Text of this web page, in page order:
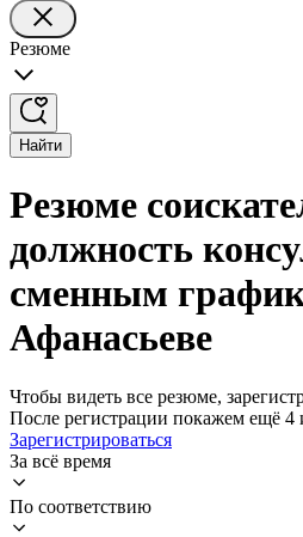
Резюме
Найти
Резюме
должность
сменным
Афанасьеве
Чтобы видеть все резюме,
После регистрации покажем ещё 4
Зарегистрироваться
За всё время
По соответствию